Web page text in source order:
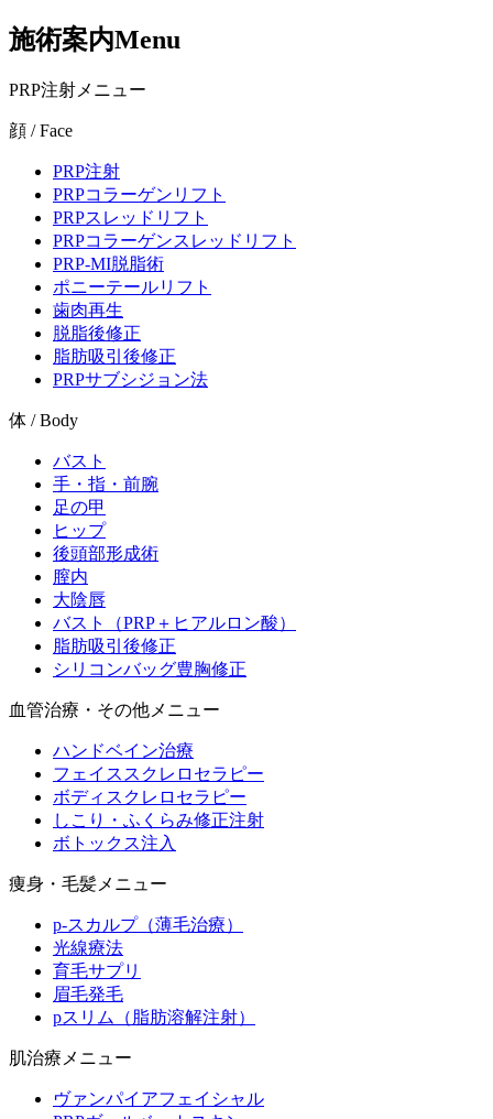
施術案内Menu
PRP注射メニュー
顔 / Face
PRP注射
PRPコラーゲンリフト
PRPスレッドリフト
PRPコラーゲンスレッドリフト
PRP-MI脱脂術
ポニーテールリフト
歯肉再生
脱脂後修正
脂肪吸引後修正
PRPサブシジョン法
体 / Body
バスト
手・指・前腕
足の甲
ヒップ
後頭部形成術
膣内
大陰唇
バスト（PRP＋ヒアルロン酸）
脂肪吸引後修正
シリコンバッグ豊胸修正
血管治療・その他メニュー
ハンドベイン治療
フェイススクレロセラピー
ボディスクレロセラピー
しこり・ふくらみ修正注射
ボトックス注入
痩身・毛髪メニュー
p-スカルプ（薄毛治療）
光線療法
育毛サプリ
眉毛発毛
pスリム（脂肪溶解注射）
肌治療メニュー
ヴァンパイアフェイシャル